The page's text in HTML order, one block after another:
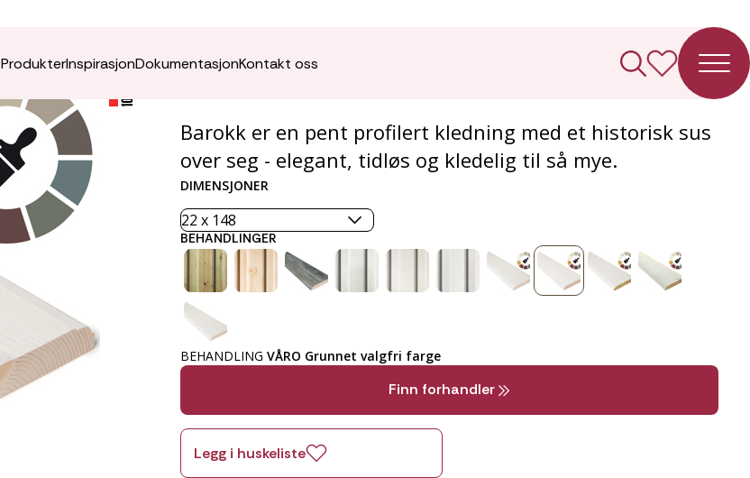
ProdukterInspirasjonDokumentasjonKontakt oss
VÅRO Kledning Barokk
Barokk er en pent profilert kledning med et historisk sus
over seg - elegant, tidløs og kledelig til så mye.
DIMENSJONER
BEHANDLINGER
BEHANDLING VÅRO Grunnet valgfri farge
Finn forhandler
Legg i huskeliste